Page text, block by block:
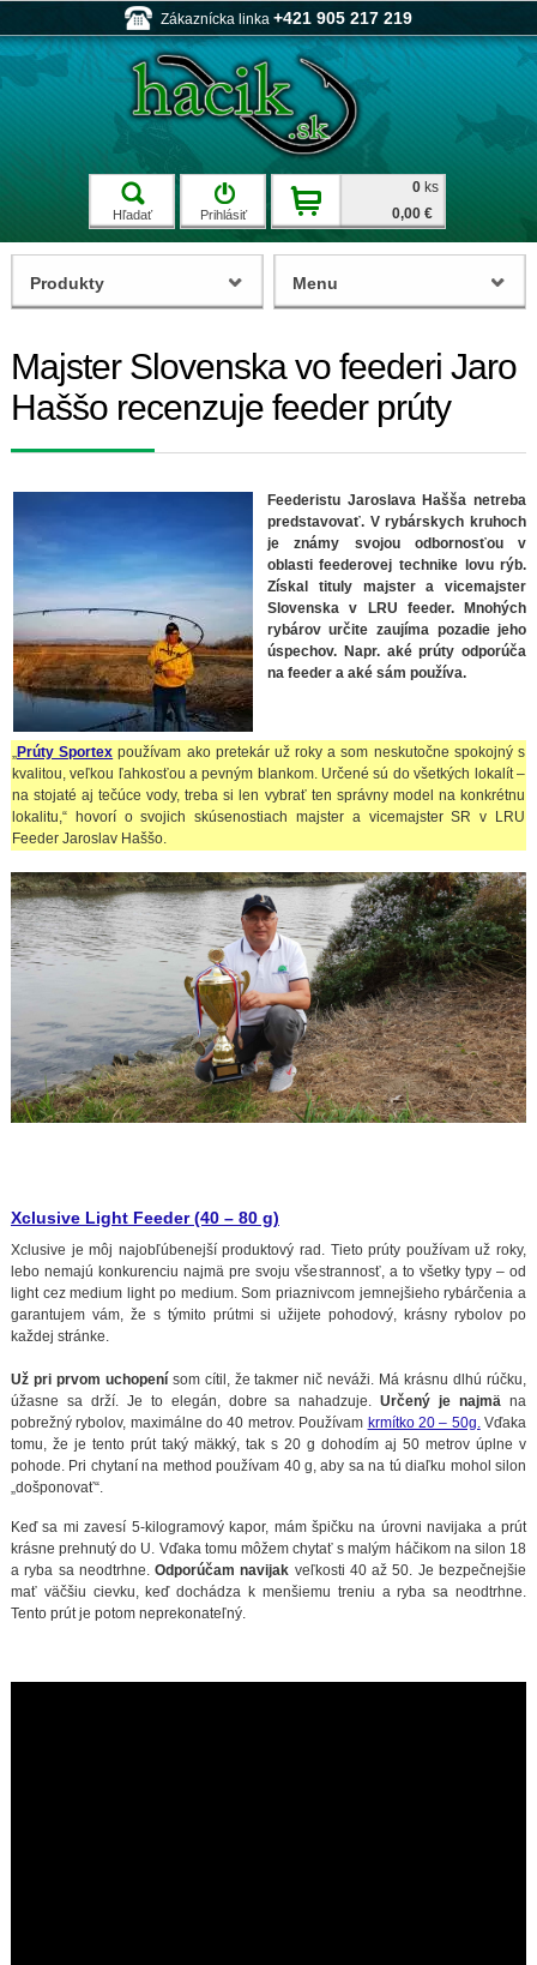
Zákaznícka linka +421 905 217 219
Hľadať Prihlásiť
0 ks
0,00 €
Majster Slovenska vo feederi Jaro
Haššo recenzuje feeder prúty
Feederistu Jaroslava Hašša netreba
predstavovať. V rybárskych kruhoch
je známy svojou odbornosťou v
oblasti feederovej technike lovu rýb.
Získal tituly majster a vicemajster
Slovenska v LRU feeder. Mnohých
rybárov určite zaujíma pozadie jeho
úspechov. Napr. aké prúty odporúča
na feeder a aké sám používa.
Prúty Sportex používam ako pretekár už roky a som neskutočne spokojný s
kvalitou, veľkou ľahkosťou a pevným blankom. Určené sú do všetkých lokalít –
na stojaté aj tečúce vody, treba si len vybrať ten správny model na konkrétnu
lokalitu,“ hovorí o svojich skúsenostiach majster a vicemajster SR v LRU
Feeder Jaroslav Haššo.
Xclusive Light Feeder (40 – 80 g)
Xclusive je môj najobľúbenejší produktový rad. Tieto prúty používam už roky,
lebo nemajú konkurenciu najmä pre svoju všestrannosť, a to všetky typy – od
light cez medium light po medium. Som priaznivcom jemnejšieho rybárčenia a
garantujem vám, že s týmito prútmi si užijete pohodový, krásny rybolov po
každej stránke.
Už pri prvom uchopenísom cítil, že takmer nič neváži. Má krásnu dlhú rúčku,
úžasne sa drží. Je to elegán, dobre sa nahadzuje.Určený je najmä na
pobrežný rybolov, maximálne do 40 metrov. Používam krmítko 20 – 50g.Vďaka
tomu, že je tento prút taký mäkký, tak s 20 g dohodím aj 50 metrov úplne v
pohode. Pri chytaní na method používam 40 g, aby sa na tú diaľku mohol silon
„došponovať“.
Keď sa mi zavesí 5-kilogramový kapor, mám špičku na úrovni navijaka a prút
krásne prehnutý do U. Vďaka tomu môžem chytať s malým háčikom na silon 18
a ryba sa neodtrhne.Odporúčam navijak veľkosti 40 až 50. Je bezpečnejšie
mať väčšiu cievku, keď dochádza k menšiemu treniu a ryba sa neodtrhne.
Tento prút je potom neprekonateľný.
Produkty Menu